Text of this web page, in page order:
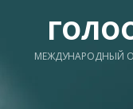
МЕЖДУНАРОДНЫЙ